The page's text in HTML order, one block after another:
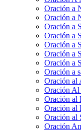
Oración a
Oración a
Oración a
Oración a
Oración a
Oración a
Oración a
Oración a
Oración al
Oración Al
Oración al
Oración al
Oración al
Oración